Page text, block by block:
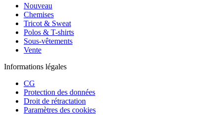
Nouveau
Chemises
Tricot & Sweat
Polos & T-shirts
Sous-vêtements
Vente
Informations légales
CG
Protection des données
Droit de rétractation
Paramètres des cookies